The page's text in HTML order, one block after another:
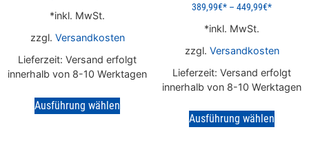
inkl. MwSt.
zzgl. Versandkosten
Lieferzeit: Versand erfolgt
innerhalb von 8-10 Werktagen
Ausführung wählen
389,99€ – 449,99€
inkl. MwSt.
zzgl. Versandkosten
Lieferzeit: Versand erfolgt
innerhalb von 8-10 Werktagen
Ausführung wählen